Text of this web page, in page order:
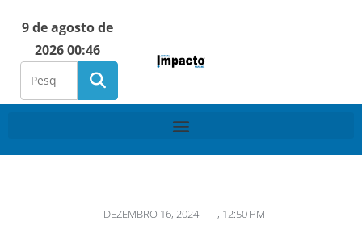
9 de agosto de
2026 00:46
DEZEMBRO 16, 2024 , 12:50 PM